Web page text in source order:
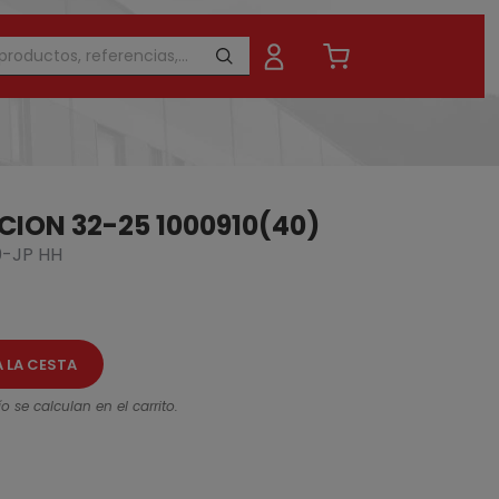
32-25 1000910(40)
JP HH
LA CESTA
se calculan en el carrito.